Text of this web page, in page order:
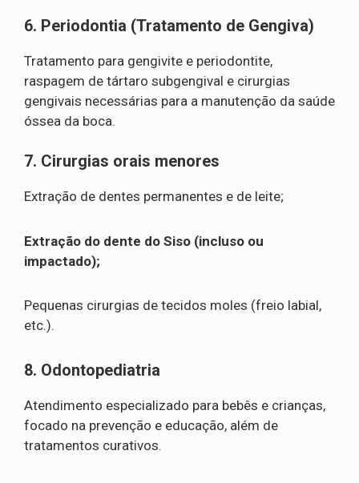
6. Periodontia (Tratamento de Gengiva)
Tratamento para gengivite e periodontite,
raspagem de tártaro subgengival e cirurgias
gengivais necessárias para a manutenção da saúde
óssea da boca.
7. Cirurgias orais menores
Extração de dentes permanentes e de leite;
Extração do dente do Siso (incluso ou
impactado);
Pequenas cirurgias de tecidos moles (freio labial,
etc.).
8. Odontopediatria
Atendimento especializado para bebês e crianças,
focado na prevenção e educação, além de
tratamentos curativos.